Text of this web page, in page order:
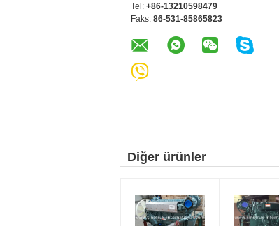
Tel: +86-13210598479
Faks: 86-531-85865823
Diğer ürünler